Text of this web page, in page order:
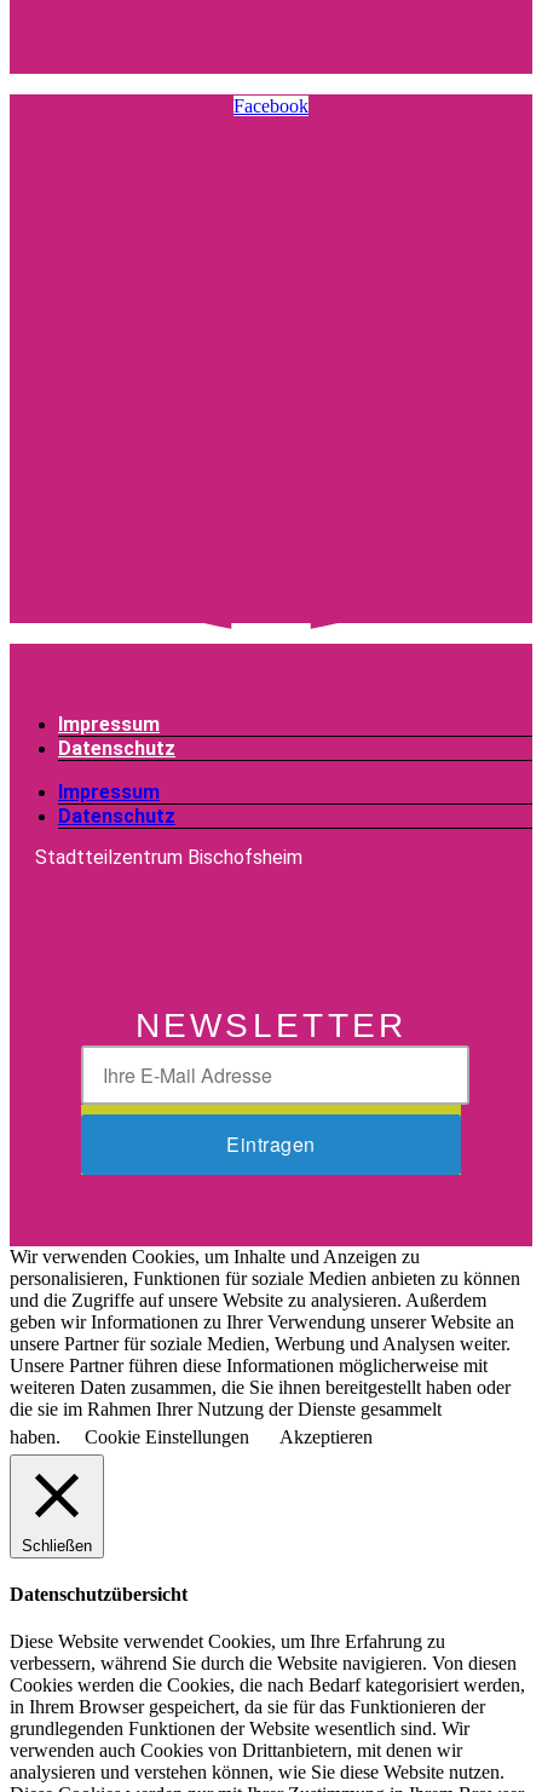
Facebook
Impressum
Datenschutz
Impressum
Datenschutz
Stadtteilzentrum Bischofsheim
NEWSLETTER
Wir verwenden Cookies, um Inhalte und Anzeigen zu
personalisieren, Funktionen für soziale Medien anbieten zu können
und die Zugriffe auf unsere Website zu analysieren. Außerdem
geben wir Informationen zu Ihrer Verwendung unserer Website an
unsere Partner für soziale Medien, Werbung und Analysen weiter.
Unsere Partner führen diese Informationen möglicherweise mit
weiteren Daten zusammen, die Sie ihnen bereitgestellt haben oder
die sie im Rahmen Ihrer Nutzung der Dienste gesammelt
haben.
Cookie Einstellungen Akzeptieren
Schließen
Datenschutzübersicht
Diese Website verwendet Cookies, um Ihre Erfahrung zu
verbessern, während Sie durch die Website navigieren. Von diesen
Cookies werden die Cookies, die nach Bedarf kategorisiert werden,
in Ihrem Browser gespeichert, da sie für das Funktionieren der
grundlegenden Funktionen der Website wesentlich sind. Wir
verwenden auch Cookies von Drittanbietern, mit denen wir
analysieren und verstehen können, wie Sie diese Website nutzen.